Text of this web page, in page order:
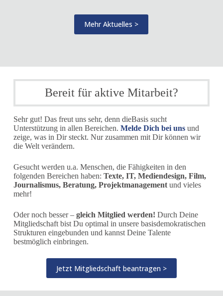
Mehr Aktuelles >
Bereit für aktive Mitarbeit?
Sehr gut! Das freut uns sehr, denn dieBasis sucht
Unterstützung in allen Bereichen. Melde Dich bei unsund
zeige, was in Dir steckt. Nur zusammen mit Dir können wir
die Welt verändern.
Gesucht werden u.a. Menschen, die Fähigkeiten in den
folgenden Bereichen haben: Texte, IT, Mediendesign, Film,
Journalismus, Beratung, Projektmanagementund vieles
mehr!
Oder noch besser – gleich Mitglied werden! Durch Deine
Mitgliedschaft bist Du optimal in unsere basisdemokratischen
Strukturen eingebunden und kannst Deine Talente
bestmöglich einbringen.
Jetzt Mitgliedschaft beantragen >